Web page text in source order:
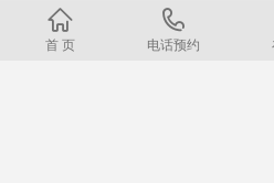
首 页 电话预约